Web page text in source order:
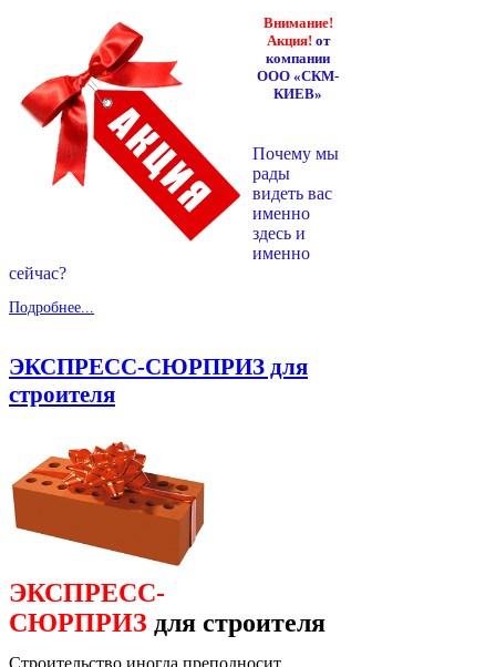
Внимание!
Акция! от
компании
ООО «СКМ-
КИЕВ»
Почему мы
рады
видеть вас
именно
здесь и
именно
сейчас?
Подробнее...
ЭКСПРЕСС-СЮРПРИЗ для
строителя
ЭКСПРЕСС-
СЮРПРИЗ для строителя
Строительство иногда преподносит